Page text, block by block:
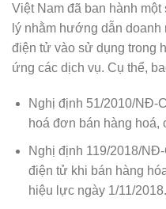
Việt Nam đã ban hành
lý nhằm hướng dẫn
điện tử vào sử dụng trong
ứng các dịch vụ. Cụ thể,
Nghị định 51/2010/NĐ-
hoá đơn bán hàng hoá,
Nghị định 119/2018/
điện tử khi bán hàng
hiệu lực ngày 1/11/2018.